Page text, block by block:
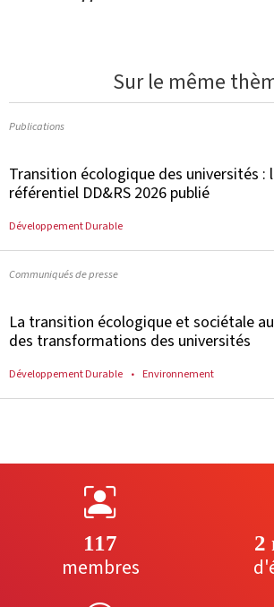
Sur le même
Publications
Transition écologique des universités :
référentiel DD&RS 2026 publié
Développement Durable
Communiqués de presse
La transition écologique et sociétale
des transformations des universités
Développement Durable Environnement
117
membres
2